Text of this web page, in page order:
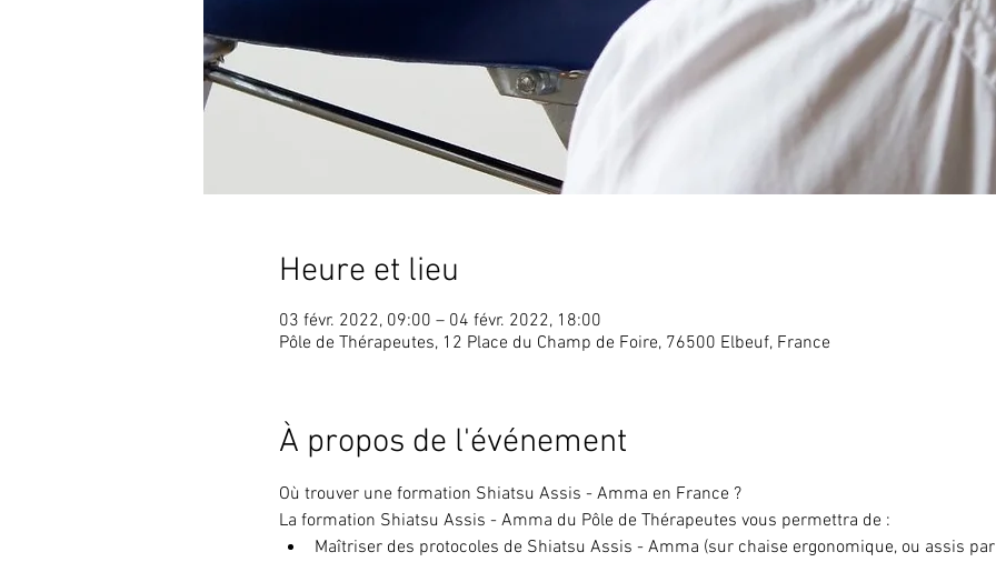
Heure et lieu
03 févr. 2022, 09:00 – 04 févr. 2022, 18:00
Pôle de Thérapeutes, 12 Place du Champ de Foire, 76500 Elbeuf, France
À propos de l'événement
Où trouver une formation Shiatsu Assis - Amma en France ?
La formation Shiatsu Assis - Amma du Pôle de Thérapeutes vous permettra de :
Maîtriser des protocoles de Shiatsu Assis - Amma (sur chaise ergonomique, ou assis